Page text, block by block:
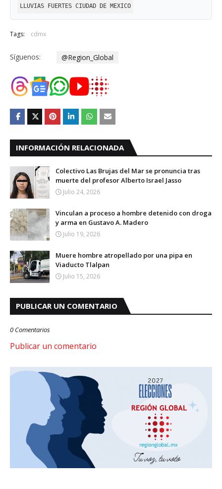
LLUVIAS FUERTES CIUDAD DE MEXICO
Tags: cdmx
Síguenos: @Region_Global
INFORMACIÓN RELACIONADA
Colectivo Las Brujas del Mar se pronuncia tras
muerte del profesor Alberto Israel Jasso
Julio 24, 2026
Vinculan a proceso a hombre detenido con droga
y arma en Gustavo A. Madero
Julio 19, 2026
Muere hombre atropellado por una pipa en
Viaducto Tlalpan
Julio 15, 2026
PUBLICAR UN COMENTARIO
0 Comentarios
Publicar un comentario